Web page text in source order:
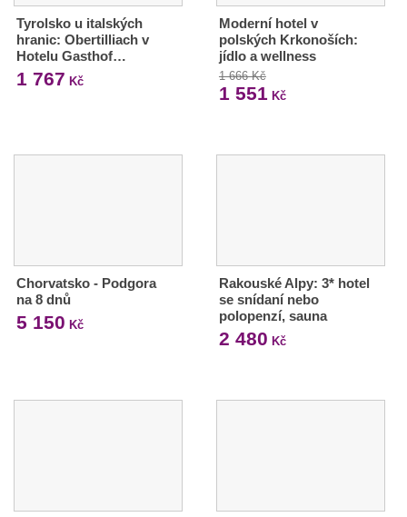
Tyrolsko u italských
hranic: Obertilliach v
Hotelu Gasthof…
1 767 Kč
Moderní hotel v
polských Krkonoších:
jídlo a wellness
1 666 Kč
1 551 Kč
Chorvatsko - Podgora
na 8 dnů
5 150 Kč
Rakouské Alpy: 3* hotel
se snídaní nebo
polopenzí, sauna
2 480 Kč